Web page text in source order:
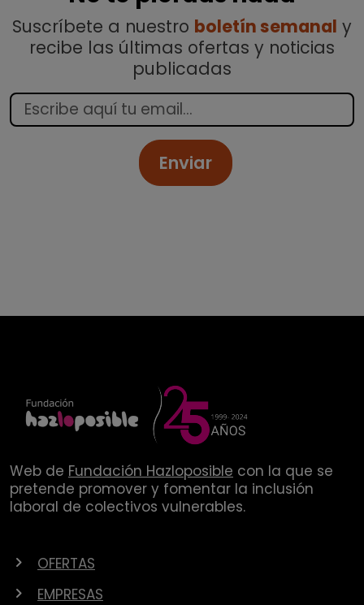
Suscríbete a nuestro boletín semanal y
recibe las últimas ofertas y noticias
publicadas
Enviar
Web de Fundación Hazloposible con la que se
pretende promover y fomentar la inclusión
laboral de colectivos vulnerables.
OFERTAS
EMPRESAS